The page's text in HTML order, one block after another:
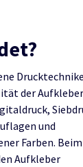
der Aufkleber
und
Farben. Beim
Aufkleber